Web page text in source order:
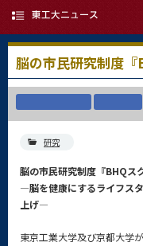
脳の市民研究制度
研究
脳の市民研究制度『BHQス
―脳を健康にするライフス
上げ―
東京工業大学及び京都大学